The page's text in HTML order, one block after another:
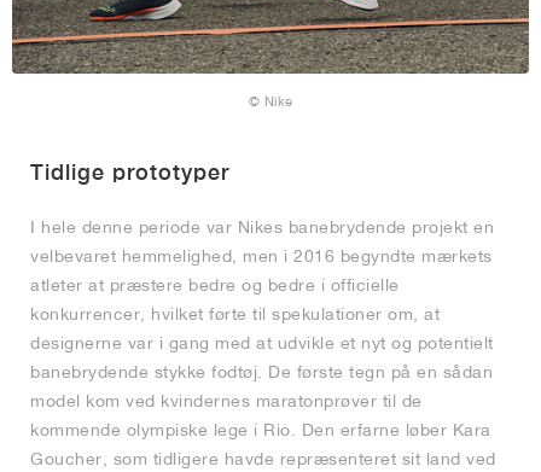
© Nike
Tidlige prototyper
I hele denne periode var Nikes banebrydende projekt en
velbevaret hemmelighed, men i 2016 begyndte mærkets
atleter at præstere bedre og bedre i officielle
konkurrencer, hvilket førte til spekulationer om, at
designerne var i gang med at udvikle et nyt og potentielt
banebrydende stykke fodtøj. De første tegn på en sådan
model kom ved kvindernes maratonprøver til de
kommende olympiske lege i Rio. Den erfarne løber Kara
Goucher, som tidligere havde repræsenteret sit land ved